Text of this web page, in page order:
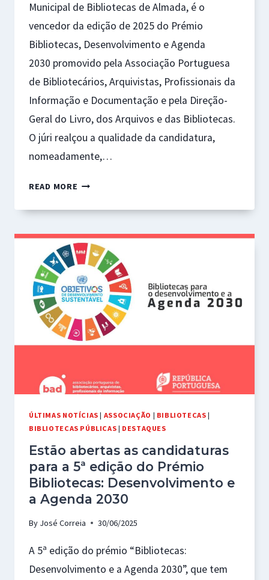
Municipal de Bibliotecas de Almada, é o
vencedor da edição de 2025 do Prémio
Bibliotecas, Desenvolvimento e Agenda
2030 promovido pela Associação Portuguesa
de Bibliotecários, Arquivistas, Profissionais da
Informação e Documentação e pela Direção-
Geral do Livro, dos Arquivos e das Bibliotecas.
O júri realçou a qualidade da candidatura,
nomeadamente,…
READ MORE PROJETO
DIAS
BEM-
ESTAR”
VENCE
A
EDIÇÃO
DE
2025
DO
BIBLIOTECAS,
DESENVOLVIMENTO
E
AGENDA
ÚLTIMAS NOTÍCIAS | ASSOCIAÇÃO | BIBLIOTECAS |
BIBLIOTECAS PÚBLICAS | DESTAQUES
Estão abertas as candidaturas
para a 5ª edição do Prémio
Bibliotecas: Desenvolvimento e
a Agenda 2030
By José Correia 30/06/2025
A 5ª edição do prémio “Bibliotecas:
Desenvolvimento e a Agenda 2030”, que tem